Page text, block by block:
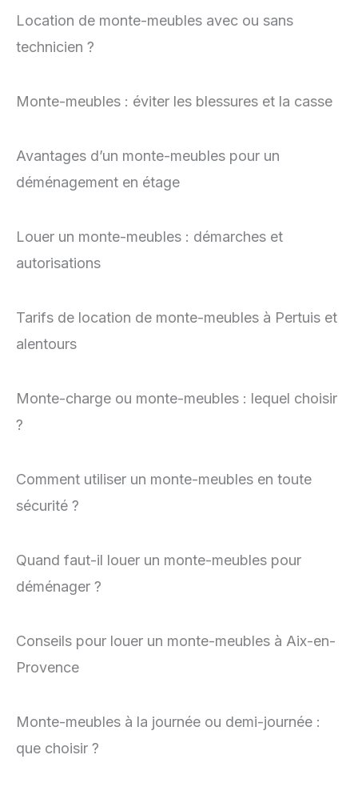
Location de monte-meubles avec ou sans
technicien ?
Monte-meubles : éviter les blessures et la casse
Avantages d’un monte-meubles pour un
déménagement en étage
Louer un monte-meubles : démarches et
autorisations
Tarifs de location de monte-meubles à Pertuis et
alentours
Monte-charge ou monte-meubles : lequel choisir
?
Comment utiliser un monte-meubles en toute
sécurité ?
Quand faut-il louer un monte-meubles pour
déménager ?
Conseils pour louer un monte-meubles à Aix-en-
Provence
Monte-meubles à la journée ou demi-journée :
que choisir ?